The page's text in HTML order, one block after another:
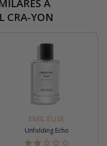
A
CRA-YON
EMIL ÉLISE
Unfolding Echo